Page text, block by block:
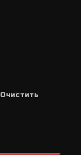
Очистить